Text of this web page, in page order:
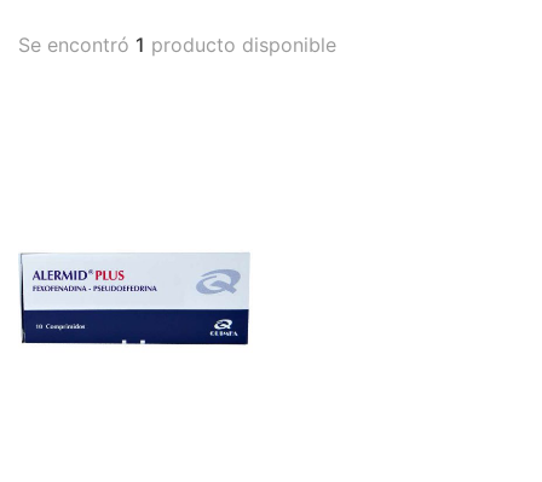
Se encontró 1 producto disponible